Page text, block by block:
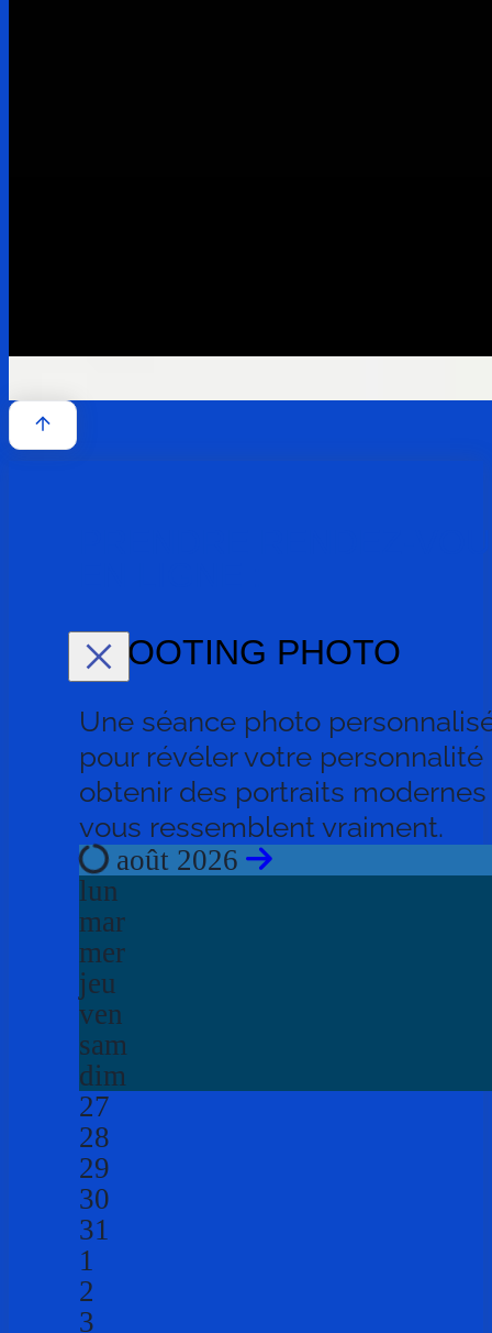
SHOOTING PHOTO
Une séance photo
pour révéler votre personnalité
obtenir des portraits
vous ressemblent vraiment.
août 2026
lun
mar
mer
jeu
ven
sam
dim
27
28
29
30
31
1
2
3